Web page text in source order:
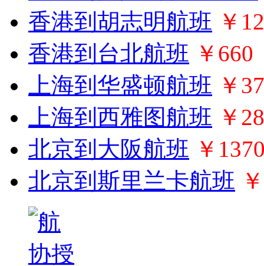
香港到胡志明航班 ￥
香港到台北航班 ￥660
上海到华盛顿航班 ￥
上海到西雅图航班 ￥
北京到大阪航班 ￥
北京到斯里兰卡航班